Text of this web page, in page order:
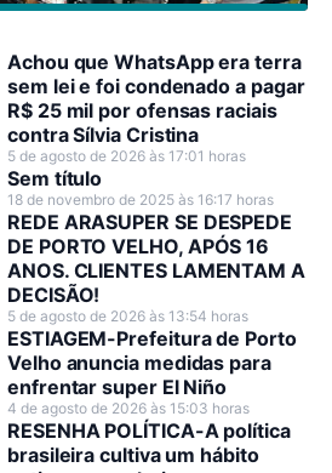
Achou que WhatsApp era terra
sem lei e foi condenado a pagar
R$ 25 mil por ofensas raciais
contra Sílvia Cristina
5 de agosto de 2026 às 17:01 horas
Sem título
18 de novembro de 2025 às 16:17 horas
REDE ARASUPER SE DESPEDE
DE PORTO VELHO, APÓS 16
ANOS. CLIENTES LAMENTAM A
DECISÃO!
5 de agosto de 2026 às 13:54 horas
ESTIAGEM-Prefeitura de Porto
Velho anuncia medidas para
enfrentar super El Niño
4 de agosto de 2026 às 15:03 horas
RESENHA POLÍTICA-A política
brasileira cultiva um hábito